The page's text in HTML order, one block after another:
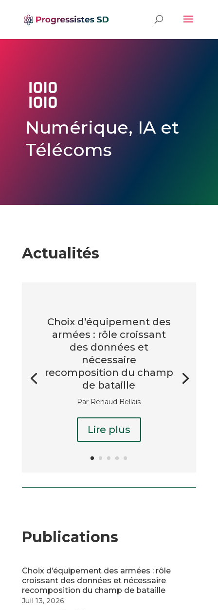
Numérique, IA et
Télécoms
Actualités
Choix d’équipement des
armées : rôle croissant
des données et
nécessaire
recomposition du champ
de bataille
Par Renaud Bellais
Lire plus
Publications
Choix d’équipement des armées : rôle
croissant des données et nécessaire
recomposition du champ de bataille
Juil 13, 2026